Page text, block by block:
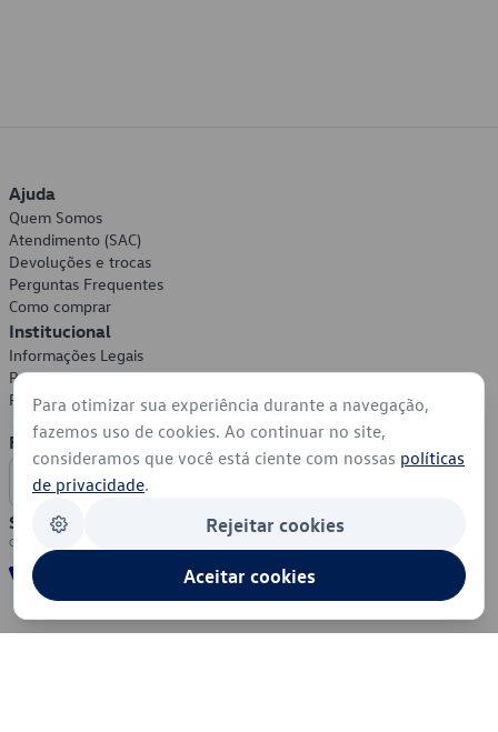
Ajuda
Quem Somos
Atendimento (SAC)
Devoluções e trocas
Perguntas Frequentes
Como comprar
Institucional
Informações Legais
Política de Privacidade
Política de Cookies
Formas de Pagamento
Segurança
Para otimizar sua experiência durante a navegação,
fazemos uso de cookies. Ao continuar no site,
consideramos que você está ciente com nossas políticas
de privacidade.
Rejeitar cookies
Aceitar cookies